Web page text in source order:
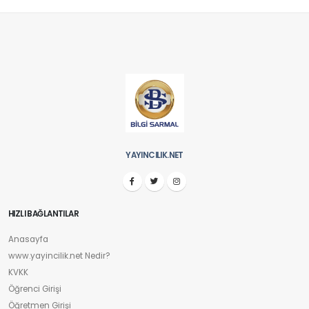
YAYINCILIK.NET
HIZLI BAĞLANTILAR
Anasayfa
www.yayincilik.net Nedir?
KVKK
Öğrenci Girişi
Öğretmen Girişi